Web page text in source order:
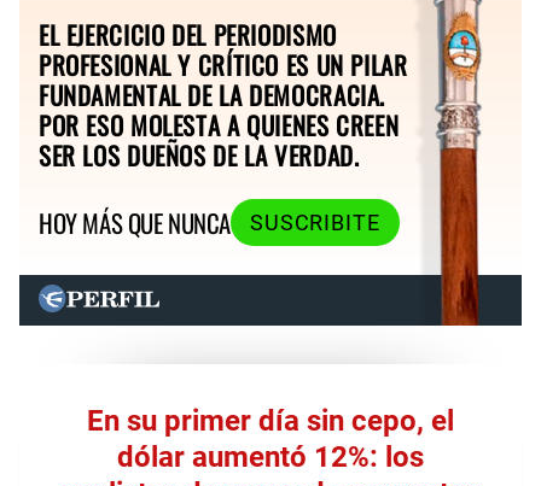
EL EJERCICIO DEL PERIODISMO
PROFESIONAL Y CRÍTICO ES UN PILAR
FUNDAMENTAL DE LA DEMOCRACIA.
POR ESO MOLESTA A QUIENES CREEN
SER LOS DUEÑOS DE LA VERDAD.
HOY MÁS QUE NUNCA
SUSCRIBITE
En su primer día sin cepo, el
dólar aumentó 12%: los